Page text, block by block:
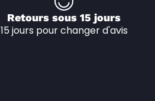
Retours sous 15 jours
15 jours pour changer d'avis